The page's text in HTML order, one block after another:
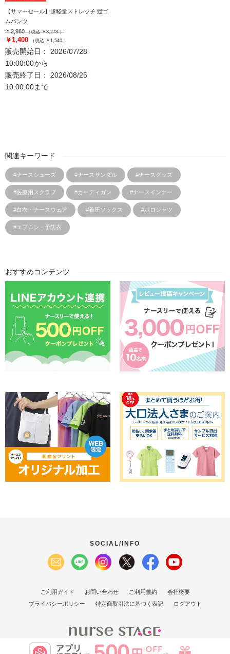
【サマーセール】超軽量ストレッチ 総ゴ
ムパンツ
￥2,980（税込 ￥3,278 ）
￥1,400 （税込 ￥1,540 ）
販売開始日： 2026/07/28
10:00:00から
販売終了日： 2026/08/25
10:00:00まで
関連キーワード
#ナースシューズ #ナースサンダル #ナースグッズ
#医療用スクラブ #カーディガン #ナースインナー
#白衣・ナースウェア #着圧ソックス #ポロシャツ
#エプロン・予防衣
おすすめコンテンツ
SOCIAL/INFO
ご利用ガイド お問い合わせ ご利用規約
会社概要
プライバシーポリシー
特定商取引法に基づく表記 ログアウト